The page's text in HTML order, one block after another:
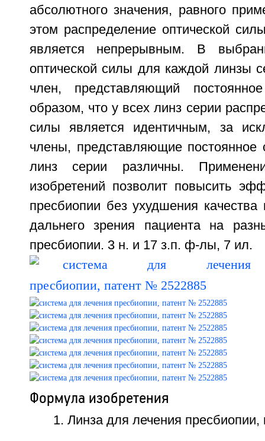
абсолютного значения, равного
этом распределение оптической
является непрерывным. В
оптической силы для каждой линзы
член, представляющий
образом, что у всех линз серии
силы является идентичным, за
члены, представляющие
линз серии различны.
изобретений позволит повысить
пресбиопии без ухудшения качества
дальнего зрения пациента на
пресбиопии. 3 н. и 17 з.п. ф-лы, 7 ил.
Формула изобретения
1. Линза для лечения